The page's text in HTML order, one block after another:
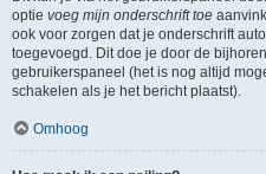
optie voeg mijn onderschrift toe
ook voor zorgen dat je onderschrift
toegevoegd. Dit doe je door de
gebruikerspaneel (het is nog altijd
schakelen als je het bericht plaatst).
Omhoog